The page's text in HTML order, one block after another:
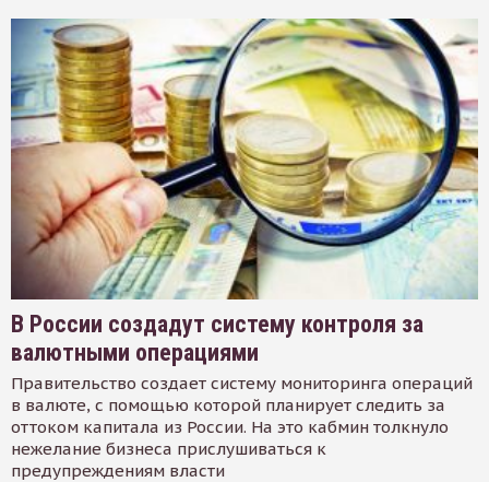
В России создадут систему контроля за
валютными операциями
Правительство создает систему мониторинга операций
в валюте, с помощью которой планирует следить за
оттоком капитала из России. На это кабмин толкнуло
нежелание бизнеса прислушиваться к
предупреждениям власти